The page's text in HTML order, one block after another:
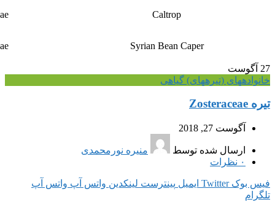
Caltrop
Syrian Bean Caper
27 آگوست
خانواده‎های (تیره‎های) گیاهی
تیره Zosteraceae
آگوست 27, 2018
ارسال شده توسط
منیره نورمحمدی
۰ نظرات
فیس بوک Twitter ایمیل پینترست لینکدین واتس آپ واتس آپ
تلگرام